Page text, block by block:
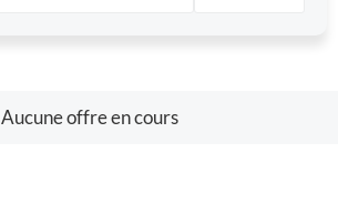
Aucune offre en cours